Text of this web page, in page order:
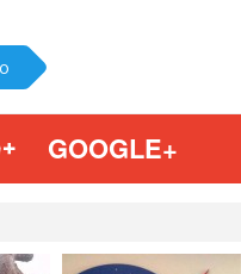
GOOGLE+